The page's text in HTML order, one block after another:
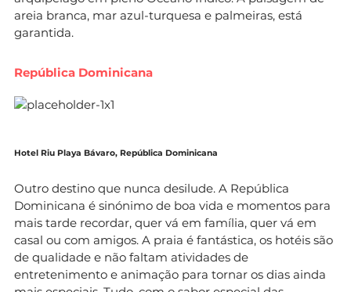
areia branca, mar azul-turquesa e palmeiras, está
garantida.
República Dominicana
Hotel Riu Playa Bávaro, República Dominicana
Outro destino que nunca desilude. A República
Dominicana é sinónimo de boa vida e momentos para
mais tarde recordar, quer vá em família, quer vá em
casal ou com amigos. A praia é fantástica, os hotéis são
de qualidade e não faltam atividades de
entretenimento e animação para tornar os dias ainda